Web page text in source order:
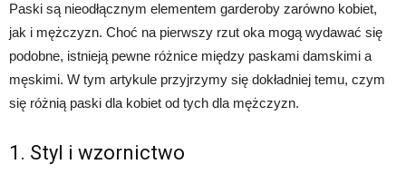
Paski są nieodłącznym elementem garderoby zarówno kobiet,
jak i mężczyzn. Choć na pierwszy rzut oka mogą wydawać się
podobne, istnieją pewne różnice między paskami damskimi a
męskimi. W tym artykule przyjrzymy się dokładniej temu, czym
się różnią paski dla kobiet od tych dla mężczyzn.
1. Styl i wzornictwo